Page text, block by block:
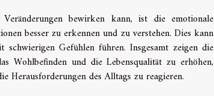
bewirken kann, ist die emotionale
besser zu erkennen und zu verstehen. Dies kann
Gefühlen führen. Insgesamt zeigen die
Wohlbefinden und die Lebensqualität zu erhöhen,
Herausforderungen des Alltags zu reagieren.